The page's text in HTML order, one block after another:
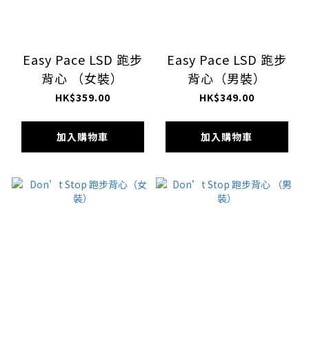
Easy Pace LSD 跑步
背心 （女裝）
HK$359.00
加入購物車
Easy Pace LSD 跑步
背心（男裝）
HK$349.00
加入購物車